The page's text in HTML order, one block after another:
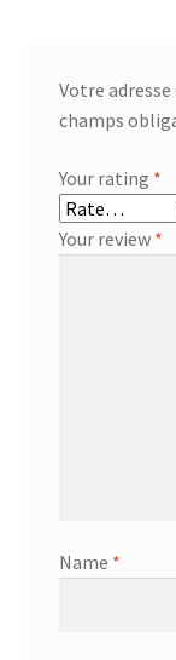
Votre
champs
Your rating *
Your review *
Name *